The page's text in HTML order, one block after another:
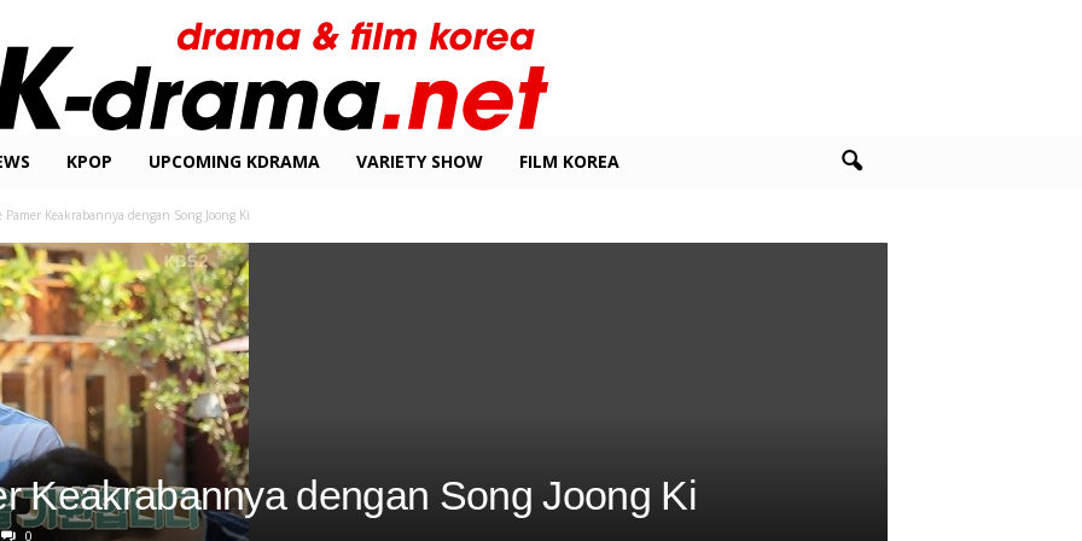
KPOP UPCOMING KDRAMA VARIETY SHOW FILM KOREA
Pamer Keakrabannya dengan Song Joong Ki
Keakrabannya dengan Song Joong Ki
0